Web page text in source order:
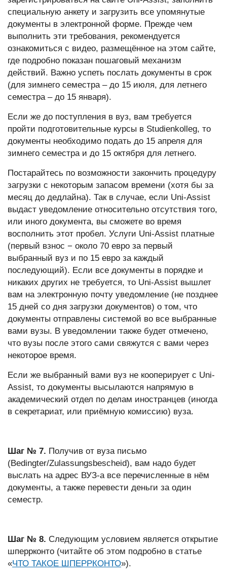
специальную анкету и загрузить все упомянутые
документы в электронной форме. Прежде чем
выполнить эти требования, рекомендуется
ознакомиться с видео, размещённое на этом сайте,
где подробно показан пошаговый механизм
действий. Важно успеть послать документы в срок
(для зимнего семестра – до 15 июля, для летнего
семестра – до 15 января).
Если же до поступления в вуз, вам требуется
пройти подготовительные курсы в Studienkolleg, то
документы необходимо подать до 15 апреля для
зимнего семестра и до 15 октября для летнего.
Постарайтесь по возможности закончить процедуру
загрузки с некоторым запасом времени (хотя бы за
месяц до дедлайна). Так в случае, если Uni-Assist
выдаст уведомление относительно отсутствия того,
или иного документа, вы сможете во время
восполнить этот пробел. Услуги Uni-Assist платные
(первый взнос − около 70 евро за первый
выбранный вуз и по 15 евро за каждый
последующий). Если все документы в порядке и
никаких других не требуется, то Uni-Assist вышлет
вам на электронную почту уведомление (не позднее
15 дней со дня загрузки документов) о том, что
документы отправлены системой во все выбранные
вами вузы. В уведомлении также будет отмечено,
что вузы после этого сами свяжутся с вами через
некоторое время.
Если же выбранный вами вуз не кооперирует с Uni-
Assist, то документы высылаются напрямую в
академический отдел по делам иностранцев (иногда
в секретариат, или приёмную комиссию) вуза.
Шаг № 7. Получив от вуза письмо
(Bedingter/Zulassungsbescheid), вам надо будет
выслать на адрес ВУЗ-а все перечисленные в нём
документы, а также перевести деньги за один
семестр.
Шаг № 8. Следующим условием является открытие
шперрконто (читайте об этом подробно в статье
«ЧТО ТАКОЕ ШПЕРРКОНТО»).